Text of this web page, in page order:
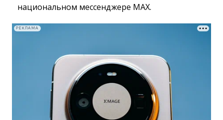
национальном мессенджере MAX.
РЕКЛАМА